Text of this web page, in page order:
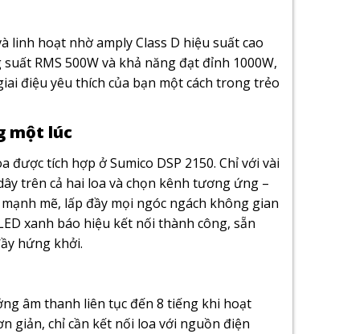
linh hoạt nhờ amply Class D hiệu suất cao
RMS 500W và khả năng đạt đỉnh 1000W,
điệu yêu thích của bạn một cách trong trẻo
một lúc
tích hợp ở Sumico DSP 2150. Chỉ với vài
trên cả hai loa và chọn kênh tương ứng –
mẽ, lấp đầy mọi ngóc ngách không gian
xanh báo hiệu kết nối thành công, sẵn
hứng khởi.
âm thanh liên tục đến 8 tiếng khi hoạt
giản, chỉ cần kết nối loa với nguồn điện